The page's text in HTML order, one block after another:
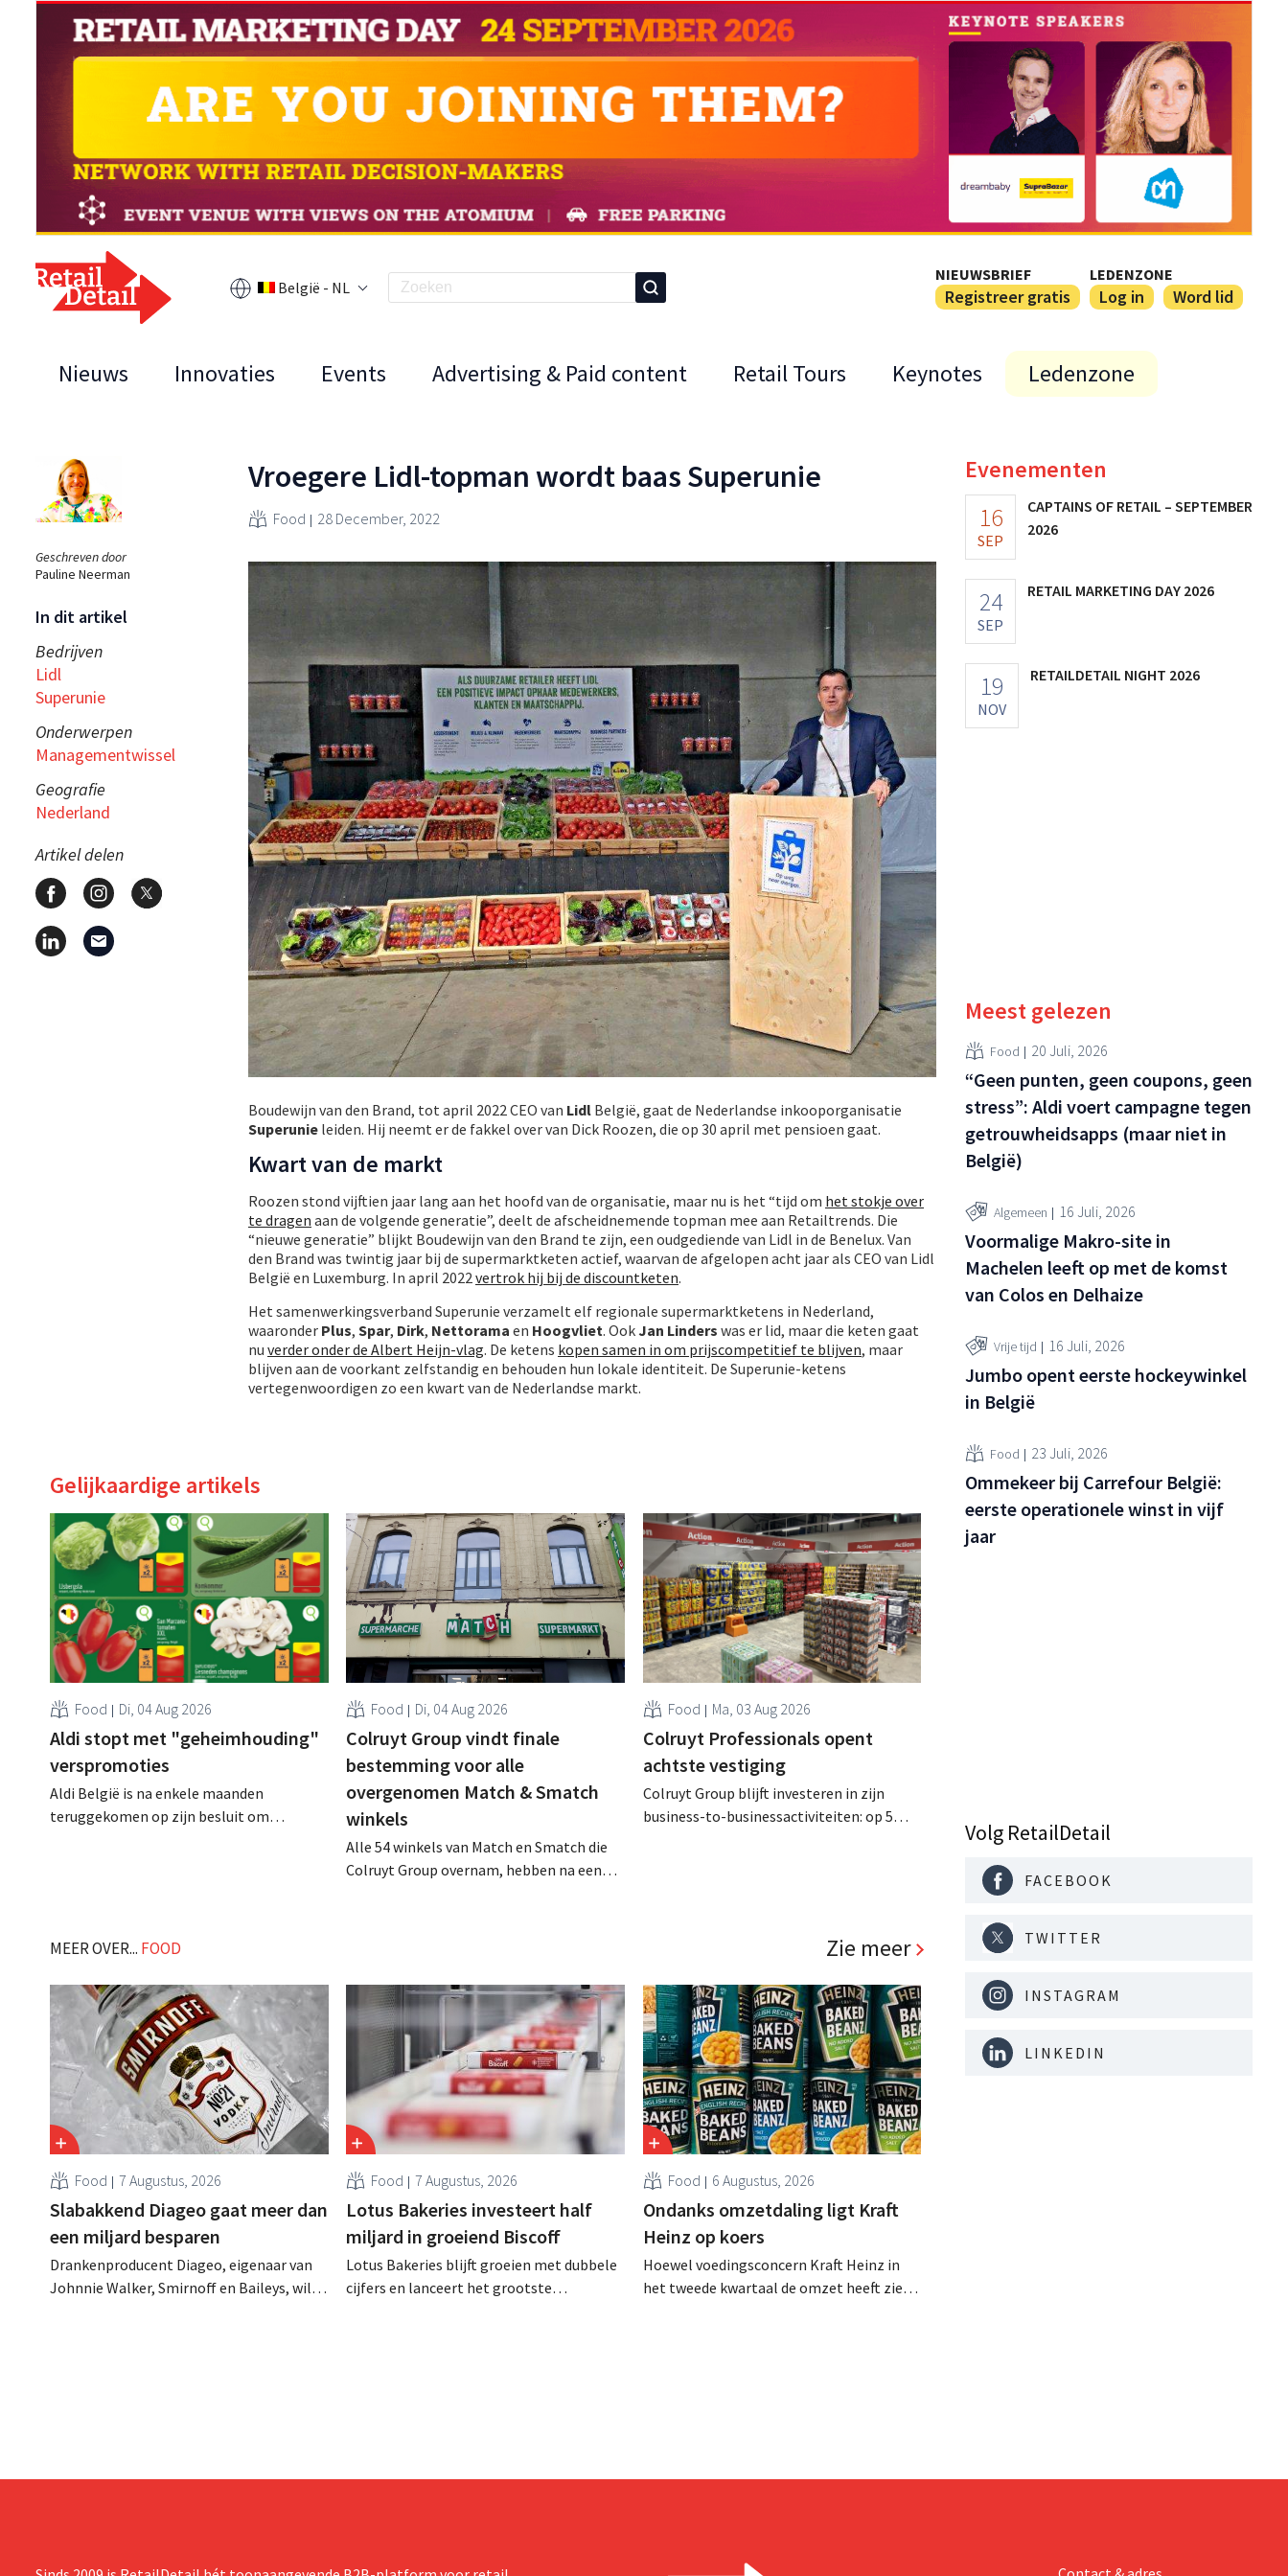
België - NL
NIEUWSBRIEF
Registreer gratis
LEDENZONE
Log in Word lid
Nieuws Innovaties Events Advertising & Paid content Retail Tours Keynotes Ledenzone
Geschreven door
Pauline Neerman
In dit artikel
Bedrijven
Lidl
Superunie
Onderwerpen
Managementwissel
Geografie
Nederland
Artikel delen
Vroegere Lidl-topman wordt baas Superunie
Food 28 December, 2022
Boudewijn van den Brand, tot april 2022 CEO van Lidl België, gaat de Nederlandse inkooporganisatie
Superunie leiden. Hij neemt er de fakkel over van Dick Roozen, die op 30 april met pensioen gaat.
Kwart van de markt
Roozen stond vijftien jaar lang aan het hoofd van de organisatie, maar nu is het “tijd om het stokje over
te dragen aan de volgende generatie”, deelt de afscheidnemende topman mee aan Retailtrends. Die
“nieuwe generatie” blijkt Boudewijn van den Brand te zijn, een oudgediende van Lidl in de Benelux. Van
den Brand was twintig jaar bij de supermarktketen actief, waarvan de afgelopen acht jaar als CEO van Lidl
België en Luxemburg. In april 2022vertrok hij bij de discountketen.
Het samenwerkingsverband Superunie verzamelt elf regionale supermarktketens in Nederland,
waaronder Plus, Spar, Dirk, Nettorama en Hoogvliet. OokJan Linders was er lid, maar die keten gaat
nu verder onder de Albert Heijn-vlag. De ketens kopen samen in om prijscompetitief te blijven, maar
blijven aan de voorkant zelfstandig en behouden hun lokale identiteit. De Superunie-ketens
vertegenwoordigen zo een kwart van de Nederlandse markt.
Gelijkaardige artikels
Food Di, 04 Aug 2026
Aldi stopt met "geheimhouding"
verspromoties
Aldi België is na enkele maanden
teruggekomen op zijn besluit om
Food Di, 04 Aug 2026
Colruyt Group vindt finale
bestemming voor alle
overgenomen Match & Smatch
winkels
Alle 54 winkels van Match en Smatch die
Colruyt Group overnam, hebben na een
Food Ma, 03 Aug 2026
Colruyt Professionals opent
achtste vestiging
Colruyt Group blijft investeren in zijn
business-to-businessactiviteiten: op 5
MEER OVER... FOOD Zie meer
Food 7 Augustus, 2026
Slabakkend Diageo gaat meer dan
een miljard besparen
Drankenproducent Diageo, eigenaar van
Johnnie Walker, Smirnoff en Baileys, wil
Food 7 Augustus, 2026
Lotus Bakeries investeert half
miljard in groeiend Biscoff
Lotus Bakeries blijft groeien met dubbele
cijfers en lanceert het grootste
Food 6 Augustus, 2026
Ondanks omzetdaling ligt Kraft
Heinz op koers
Hoewel voedingsconcern Kraft Heinz in
het tweede kwartaal de omzet heeft zien
Evenementen
16
SEP
CAPTAINS OF RETAIL – SEPTEMBER
2026
24
SEP
RETAIL MARKETING DAY 2026
19
NOV
RETAILDETAIL NIGHT 2026
Meest gelezen
Food 20 Juli, 2026
“Geen punten, geen coupons, geen
stress”: Aldi voert campagne tegen
getrouwheidsapps (maar niet in
België)
Algemeen 16 Juli, 2026
Voormalige Makro-site in
Machelen leeft op met de komst
van Colos en Delhaize
Vrije tijd 16 Juli, 2026
Jumbo opent eerste hockeywinkel
in België
Food 23 Juli, 2026
Ommekeer bij Carrefour België:
eerste operationele winst in vijf
jaar
Volg RetailDetail
FACEBOOK
TWITTER
INSTAGRAM
LINKEDIN